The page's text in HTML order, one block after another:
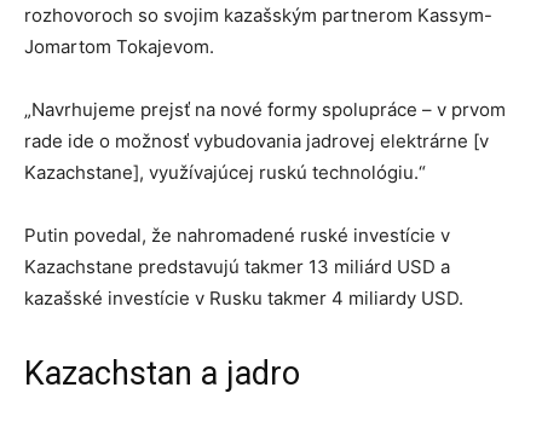
rozhovoroch so svojim kazašským partnerom Kassym-
Jomartom Tokajevom.
„Navrhujeme prejsť na nové formy spolupráce – v prvom
rade ide o možnosť vybudovania jadrovej elektrárne [v
Kazachstane], využívajúcej ruskú technológiu.“
Putin povedal, že nahromadené ruské investície v
Kazachstane predstavujú takmer 13 miliárd USD a
kazašské investície v Rusku takmer 4 miliardy USD.
Kazachstan a jadro